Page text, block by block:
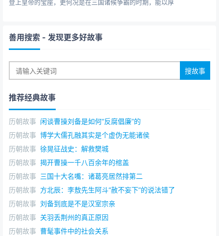
登上皇帝的宝座，更何况是在三国诸候争霸的时期，能以厚
善用搜索 - 发现更多好故事
推荐经典故事
历朝故事 闲谈曹操刘备是如何“反腐倡廉”的
历朝故事 博学大儒孔融其实是个虚伪无能诸侯
历朝故事 徐晃征战史：解救樊城
历朝故事 揭开曹操一千八百余年的棺盖
历朝故事 三国十大名嘴：诸葛亮居然排第二
历朝故事 方北辰：李敖先生阿斗“赦不妄下”的说法错了
历朝故事 刘备到底是不是汉室宗亲
历朝故事 关羽丢荆州的真正原因
历朝故事 曹髦事件中的社会关系